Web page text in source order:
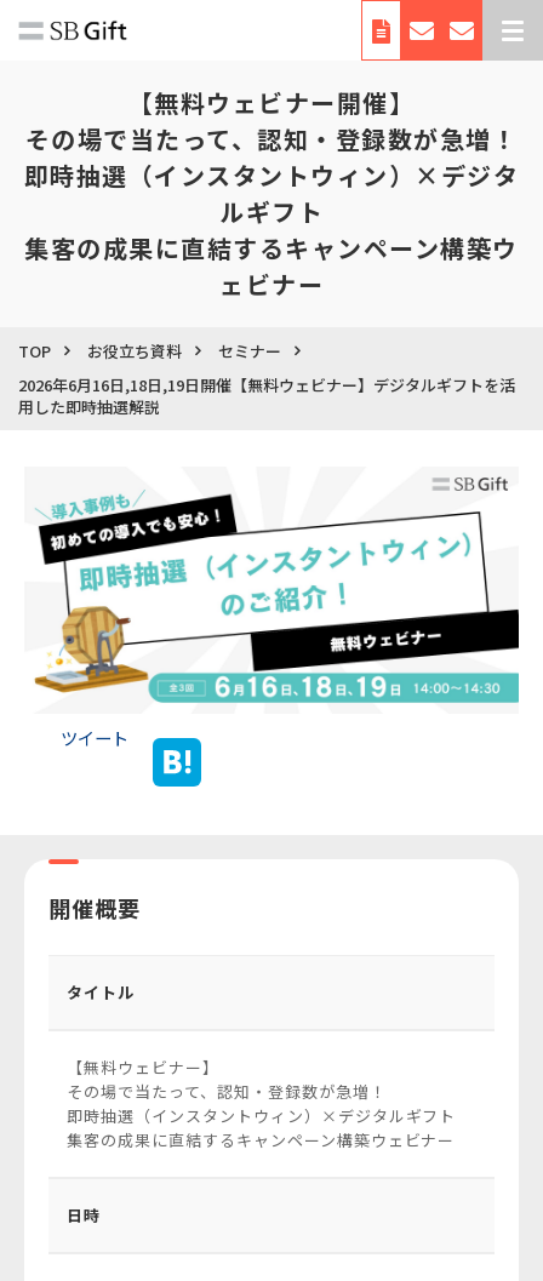
サービス紹介
導入事例
料金
利用シーン・使い方
お役立ち資料
自治体向けサービス
会社概要
【無料ウェビナー開催】
その場で当たって、認知・登録数が急増！
即時抽選（インスタントウィン）×デジタ
ルギフト
集客の成果に直結するキャンペーン構築ウ
ェビナー
TOP お役立ち資料
セミナー
2026年6月16日,18日,19日開催【無料ウェビナー】デジタルギフトを活
用した即時抽選解説
ツイート
開催概要
タイトル
【無料ウェビナー】
その場で当たって、認知・登録数が急増！
即時抽選（インスタントウィン）×デジタルギフト
集客の成果に直結するキャンペーン構築ウェビナー
日時